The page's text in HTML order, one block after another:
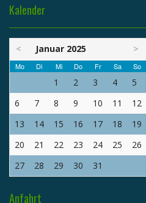
Kalender
< Januar 2025 >
Mo Di Mi Do Fr Sa So
1 2 3 4
5
6
7 8 9 10 11
12
13
14 15 16 17 18
19
20
21 22 23 24 25
26
27
28 29 30 31
Anfahrt